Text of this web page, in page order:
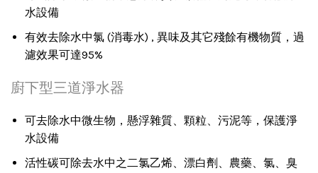
水設備
有效去除水中氯 (消毒水) , 異味及其它殘餘有機物質，過
濾效果可達95%
廚下型三道淨水器
可去除水中微生物，懸浮雜質、顆粒、污泥等，保護淨
水設備
活性碳可除去水中之二氯乙烯、漂白劑、農藥、氯、臭